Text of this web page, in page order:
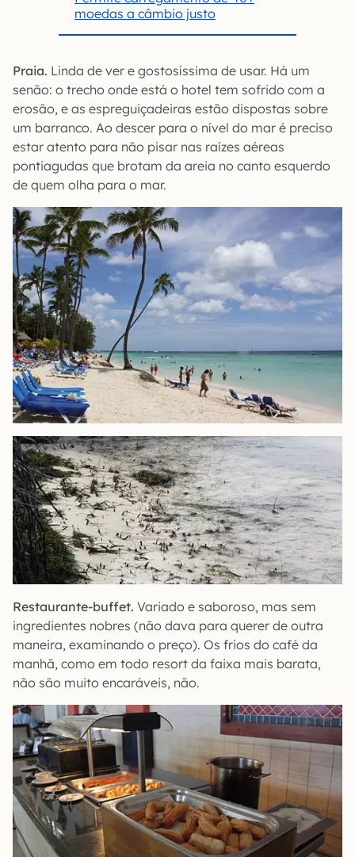
moedas a câmbio justo
Praia. Linda de ver e gostosíssima de usar. Há um
senão: o trecho onde está o hotel tem sofrido com a
erosão, e as espreguiçadeiras estão dispostas sobre
um barranco. Ao descer para o nível do mar é preciso
estar atento para não pisar nas raízes aéreas
pontiagudas que brotam da areia no canto esquerdo
de quem olha para o mar.
Restaurante-buffet. Variado e saboroso, mas sem
ingredientes nobres (não dava para querer de outra
maneira, examinando o preço). Os frios do café da
manhã, como em todo resort da faixa mais barata,
não são muito encaráveis, não.